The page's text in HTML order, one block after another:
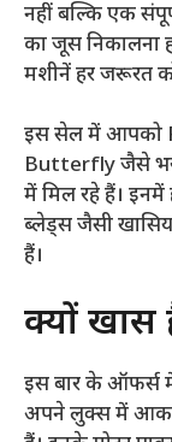
नहीं बल्कि एक
का जूस निकालना
मशीनें हर जरूरत
इस सेल में आपको
Butterfly जैसे
में मिल रहे हैं। इनमें
ब्लेड्स जैसी
हैं।
क्यों खास
इस बार के ऑफर्स में
अपने लुक्स में